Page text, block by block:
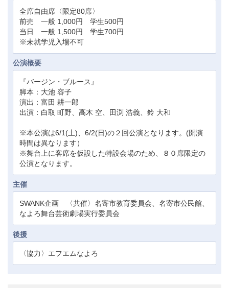
全席自由席〈限定80席〉
前売 一般 1,000円 学生500円
当日 一般 1,500円 学生700円
※未就学児入場不可
公演概要
『バージン・ブルース』
脚本：大池 容子
演出：富田 耕一郎
出演：白取 町野、高木 空、田渕 浩義、鈴 大和
※本公演は6/1(土)、6/2(日)の２回公演となります。(開演
時間は異なります）
※舞台上に客席を仮設した特設会場のため、８０席限定の
公演となります。
主催
SWANK企画 〈共催〉名寄市教育委員会、名寄市公民館、
なよろ舞台芸術劇場実行委員会
後援
〈協力〉エフエムなよろ